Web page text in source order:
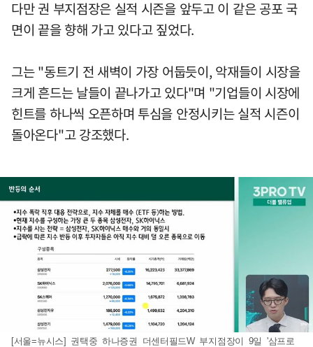
다만 권 부지점장은 실적 시즌을 앞두고 이 같은 공포 국
면이 끝을 향해 가고 있다고 짚었다.
그는 "동트기 전 새벽이 가장 어둡듯이, 악재들이 시장을
크게 흔드는 날들이 끝나가고 있다"며 "기업들이 시장에
힌트를 하나씩 오픈하며 투심을 안정시키는 실적 시즌이
돌아온다"고 강조했다.
[서울=뉴시스] 권택중 하나증권 더센터필드W 부지점장이 9일 '삼프로